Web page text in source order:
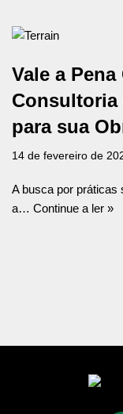
Vale a
Consultoria
para sua
14 de fevereiro de
A busca por
a… Continue a ler »